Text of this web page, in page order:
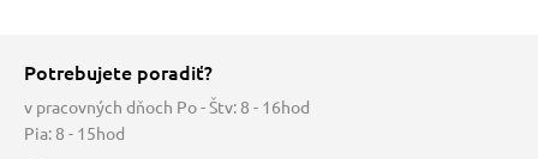
Potrebujete poradiť?
v pracovných dňoch Po - Štv: 8 - 16hod
Pia: 8 - 15hod